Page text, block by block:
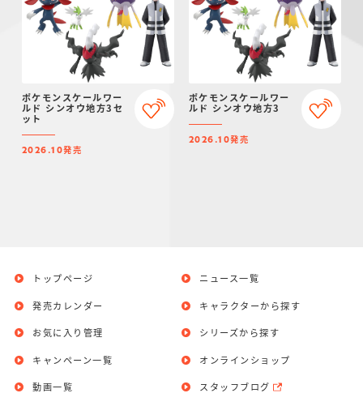
ポケモンスケールワー
ルド シンオウ地方3セ
ット
2026.10発売
ポケモンスケールワー
ルド シンオウ地方3
2026.10発売
トップページ
発売カレンダー
お気に入り管理
ニュース一覧
キャラクターから探す
シリーズから探す
キャンペーン一覧
動画一覧
オンラインショップ
スタッフブログ